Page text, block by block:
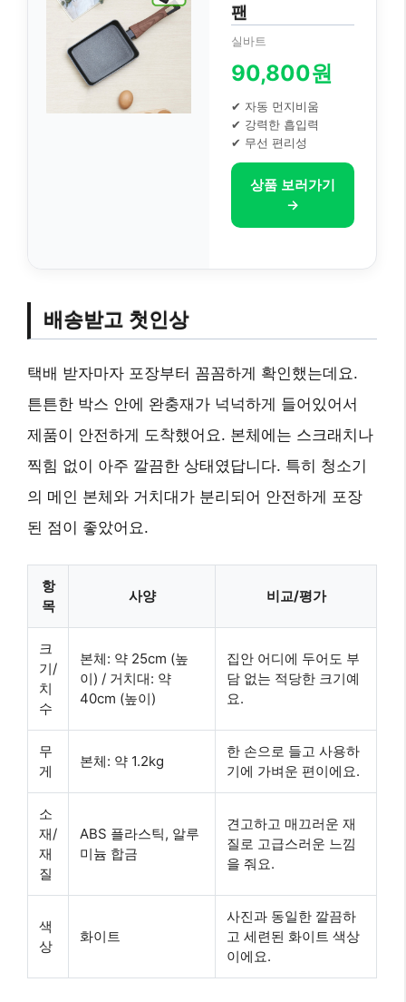
팬
실바트
90,800원
✔ 자동 먼지비움
✔ 강력한 흡입력
✔ 무선 편리성
상품 보러가기
→
배송받고 첫인상
택배 받자마자 포장부터 꼼꼼하게 확인했는데요.
튼튼한 박스 안에 완충재가 넉넉하게 들어있어서
제품이 안전하게 도착했어요. 본체에는 스크래치나
찍힘 없이 아주 깔끔한 상태였답니다. 특히 청소기
의 메인 본체와 거치대가 분리되어 안전하게 포장
된 점이 좋았어요.
항
목
사양 비교/평가
크
기/
치
수
본체: 약 25cm (높
이) / 거치대: 약
40cm (높이)
집안 어디에 두어도 부
담 없는 적당한 크기예
요.
무
게
본체: 약 1.2kg
한 손으로 들고 사용하
기에 가벼운 편이에요.
소
재/
재
질
ABS 플라스틱, 알루
미늄 합금
견고하고 매끄러운 재
질로 고급스러운 느낌
을 줘요.
색
상
화이트
사진과 동일한 깔끔하
고 세련된 화이트 색상
이에요.